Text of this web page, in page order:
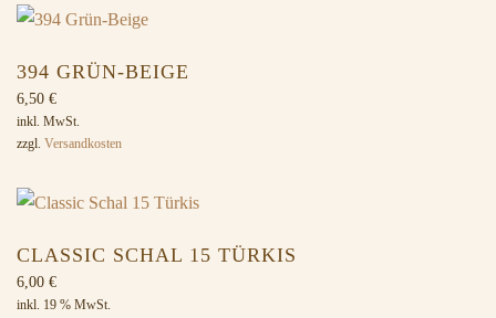
394 GRÜN-BEIGE
6,50 €
inkl. MwSt.
zzgl. Versandkosten
CLASSIC SCHAL 15 TÜRKIS
6,00 €
inkl. 19 % MwSt.